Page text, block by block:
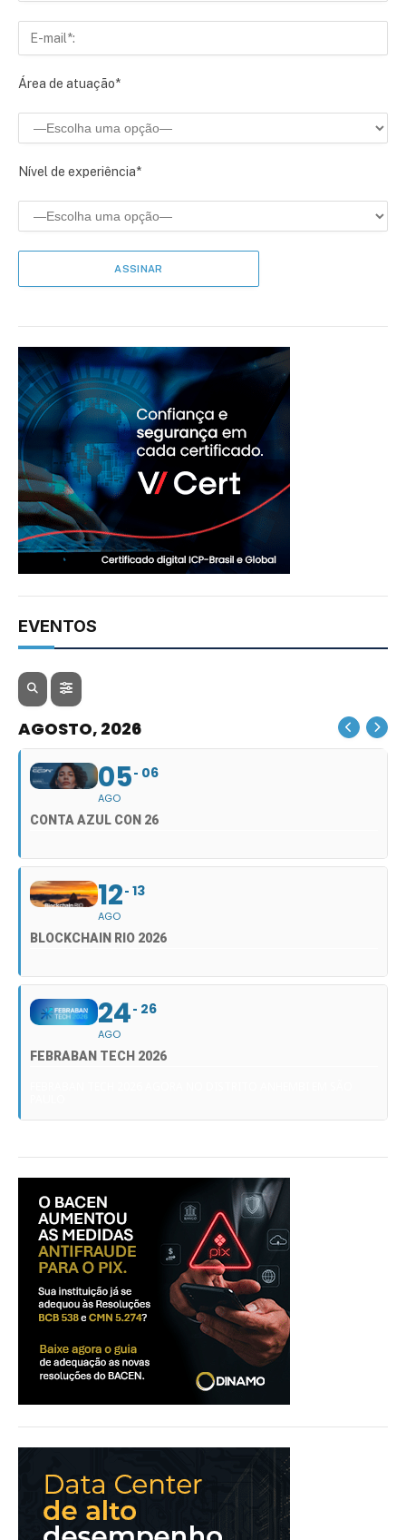
Área de atuação*
Nível de experiência*
EVENTOS
AGOSTO, 2026
05
AGO
06
CONTA AZUL CON 26
12
AGO
13
BLOCKCHAIN RIO 2026
24
AGO
26
FEBRABAN TECH 2026